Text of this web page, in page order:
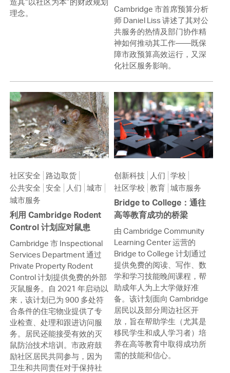
理念。
Cambridge 市首席预算分析
师 Daniel Liss 讲述了其对公
共服务的热情及部门协作精
神如何推动其工作——既保
障市政预算高效运行，又深
化社区服务影响。
社区安全
路边取货
公共安全 安全 人们 城市
城市服务
利用 Cambridge Rodent
Control 计划应对鼠患
Cambridge 市 Inspectional
Services Department 通过
Private Property Rodent
Control 计划提供免费的外部
灭鼠服务。自 2021 年启动以
来，该计划已为 900 多处符
合条件的住宅物业提供了专
业检查、处理和跟进访问服
务。居民还能接受有效的灭
鼠防治技术培训。市政府鼓
励社区居民共同参与，因为
卫生和共同责任对于保持社
创新科技 人们 学校
社区学校 教育 城市服务
Bridge to College：通往
高等教育成功的桥梁
由 Cambridge Community
Learning Center 运营的
Bridge to College 计划通过
提供免费的阅读、写作、数
学和学习技能晚间课程，帮
助成年人为上大学做好准
备。该计划面向 Cambridge
居民以及部分周边社区开
放，旨在帮助学生（尤其是
移民学生和成人学习者）培
养在高等教育中取得成功所
需的技能和信心。